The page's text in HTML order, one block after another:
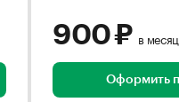
900 ₽ в месяц
Оформить